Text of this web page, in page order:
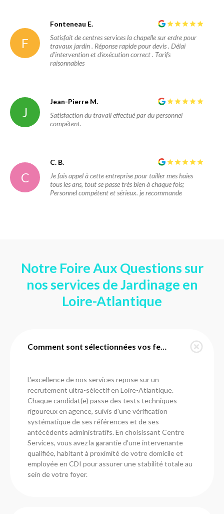
F
Fonteneau E.
Satisfait de centres services la chapelle sur erdre pour
travaux jardin . Réponse rapide pour devis . Délai
d’intervention et d’exécution correct . Tarifs
raisonnables
J
Jean-Pierre M.
Satisfaction du travail effectué par du personnel
compétent.
C
C. B.
Je fais appel à cette entreprise pour tailler mes haies
tous les ans, tout se passe très bien à chaque fois;
Personnel compétent et sérieux. je recommande
Notre Foire Aux Questions sur
nos services de Jardinage en
Loire-Atlantique
Comment sont sélectionnées vos femmes de ménage en Loire-Atlantique ?
L'excellence de nos services repose sur un
recrutement ultra-sélectif en Loire-Atlantique.
Chaque candidat(e) passe des tests techniques
rigoureux en agence, suivis d'une vérification
systématique de ses références et de ses
antécédents administratifs. En choisissant Centre
Services, vous avez la garantie d'une intervenante
qualifiée, habitant à proximité de votre domicile et
employée en CDI pour assurer une stabilité totale au
sein de votre foyer.